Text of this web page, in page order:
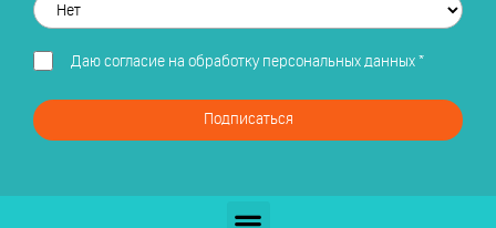
Даю согласие на обработку персональных данных*
Подписаться